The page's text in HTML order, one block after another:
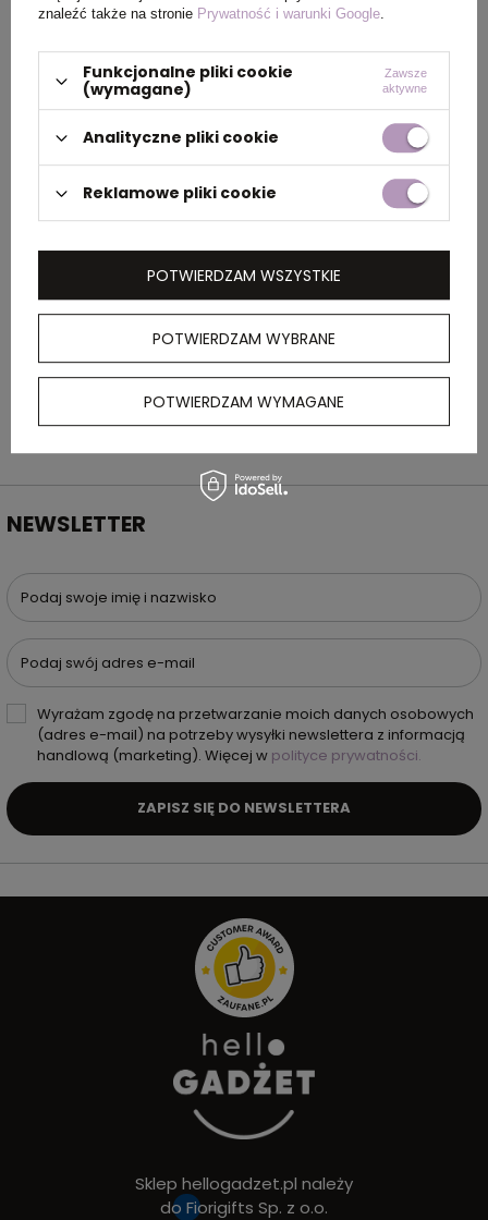
sprzedanego produktu z kolekcji Impact jest
NEWSLETTER
Podaj swoje imię i nazwisko
Podaj swój adres e-mail
Wyrażam zgodę na przetwarzanie moich danych osobowych
(adres e-mail) na potrzeby wysyłki newslettera z informacją
handlową (marketing). Więcej w polityce prywatności.
ZAPISZ SIĘ DO NEWSLETTERA
Sklep hellogadzet.pl należy
do Fiorigifts Sp. z o.o.
znaleźć także na stronie Prywatność i warunki Google.
Funkcjonalne pliki cookie
(wymagane)
Zawsze
aktywne
Analityczne pliki cookie
Reklamowe pliki cookie
POTWIERDZAM WYBRANE
POTWIERDZAM WYMAGANE
POTWIERDZAM WSZYSTKIE